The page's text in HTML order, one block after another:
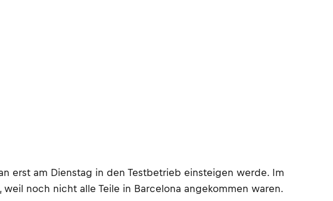
erst am Dienstag in den Testbetrieb einsteigen werde. Im
noch nicht alle Teile in Barcelona angekommen waren.